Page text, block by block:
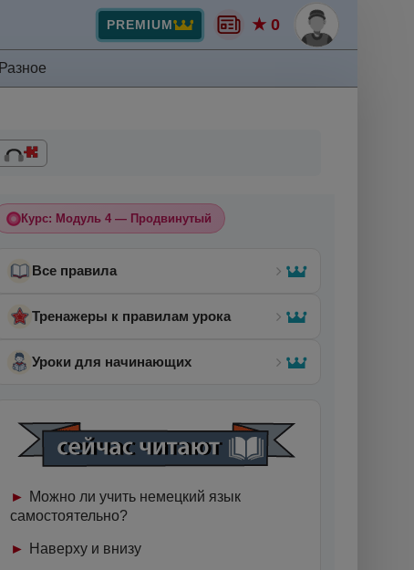
PREMIUM ★ 0
Разное
Курс: Модуль 4 — Продвинутый
Все правила
Тренажеры к правилам урока
Уроки для начинающих
Можно ли учить немецкий язык
самостоятельно?
Наверху и внизу